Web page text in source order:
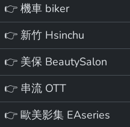
👉 機車 biker
👉 新竹 Hsinchu
👉 美保 BeautySalon
👉 串流 OTT
👉 歐美影集 EAseries